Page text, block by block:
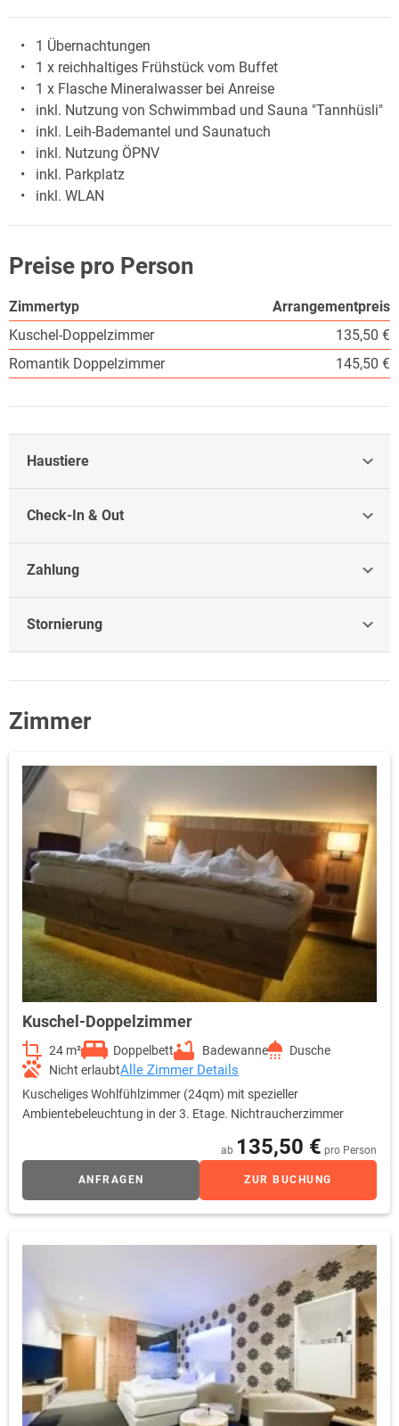
1 Übernachtungen
1 x reichhaltiges Frühstück vom Buffet
1 x Flasche Mineralwasser bei Anreise
inkl. Nutzung von Schwimmbad und Sauna "Tannhüsli"
inkl. Leih-Bademantel und Saunatuch
inkl. Nutzung ÖPNV
inkl. Parkplatz
inkl. WLAN
Preise pro Person
Zimmertyp
Arrangementpreis
Kuschel-Doppelzimmer
135,50 €
Romantik Doppelzimmer
145,50 €
Haustiere
Check-In & Out
Zahlung
Stornierung
Zimmer
Kuschel-Doppelzimmer
24 m² Doppelbett Badewanne
Dusche
Nicht erlaubtAlle Zimmer Details
Kuscheliges Wohlfühlzimmer (24qm) mit spezieller
Ambientebeleuchtung in der 3. Etage. Nichtraucherzimmer
ab 135,50 € pro Person
ANFRAGEN ZUR BUCHUNG